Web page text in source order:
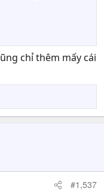
chỉ thêm mấy cái
#1,537